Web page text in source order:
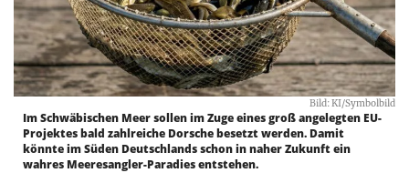
Bild: KI/Symbolbild
Im Schwäbischen Meer sollen im Zuge eines groß angelegten EU-
Projektes bald zahlreiche Dorsche besetzt werden. Damit
könnte im Süden Deutschlands schon in naher Zukunft ein
wahres Meeresangler-Paradies entstehen.